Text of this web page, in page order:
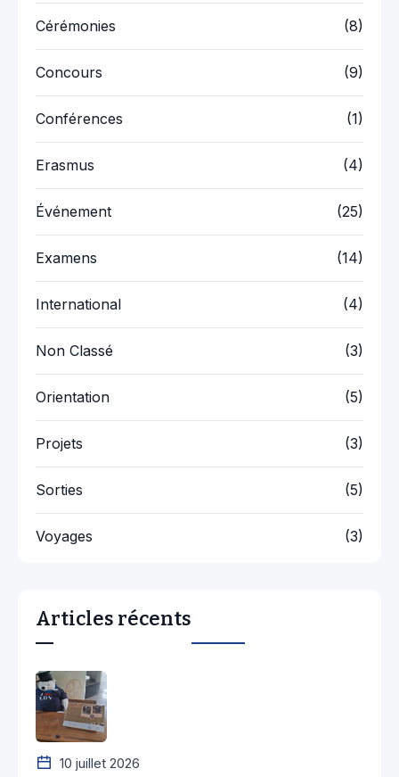
Cérémonies (8)
Concours (9)
Conférences (1)
Erasmus (4)
Événement (25)
Examens (14)
International (4)
Non Classé (3)
Orientation (5)
Projets (3)
Sorties (5)
Voyages (3)
Articles récents
10 juillet 2026